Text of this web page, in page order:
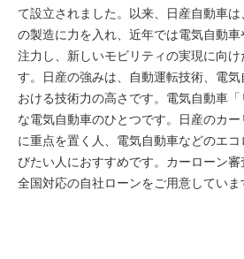
て設立されました。以来、日産自動車
の製造に力を入れ、近年では電気自動
注力し、新しいモビリティの実現に向
す。日産の強みは、自動運転技術、電
おける技術力の高さです。電気自動車
な電気自動車のひとつです。日産のカ
に重点を置く人、電気自動車などのエ
びたい人におすすめです。カーローン審
全国対応の自社ローンをご用意していま